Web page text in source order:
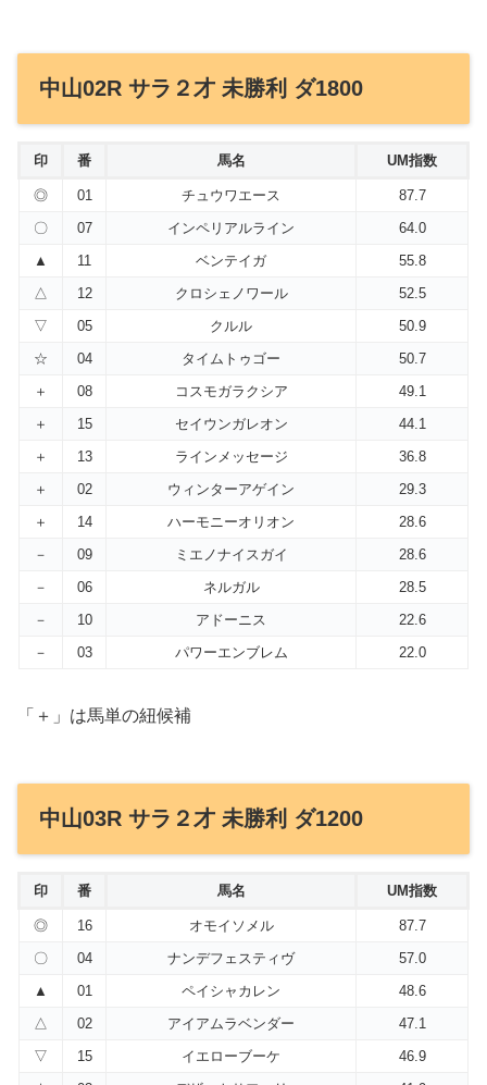
中山02R サラ２才 未勝利 ダ1800
印 番 馬名 UM指数
◎ 01 チュウワエース
87.7
〇
07 インペリアルライン
64.0
▲
11 ベンテイガ
55.8
△
12 クロシェノワール
52.5
▽
05 クルル
50.9
☆
04 タイムトゥゴー
50.7
＋
08 コスモガラクシア
49.1
＋
15 セイウンガレオン
44.1
＋
13 ラインメッセージ
36.8
＋
02 ウィンターアゲイン
29.3
＋
14 ハーモニーオリオン
28.6
－
09 ミエノナイスガイ
28.6
－
06 ネルガル
28.5
－
10 アドーニス
22.6
－
03 パワーエンブレム 22.0
「＋」は馬単の紐候補
中山03R サラ２才 未勝利 ダ1200
印 番 馬名 UM指数
◎ 16 オモイソメル
87.7
〇
04 ナンデフェスティヴ
57.0
▲
01 ペイシャカレン
48.6
△
02 アイアムラベンダー
47.1
▽
15 イエローブーケ
46.9